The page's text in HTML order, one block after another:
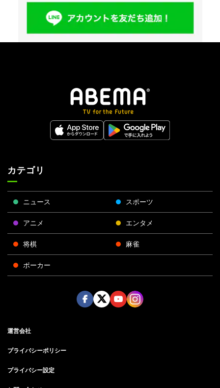
カテゴリ
ニュース スポーツ
アニメ エンタメ
将棋 麻雀
ポーカー
運営会社
プライバシーポリシー
プライバシー設定